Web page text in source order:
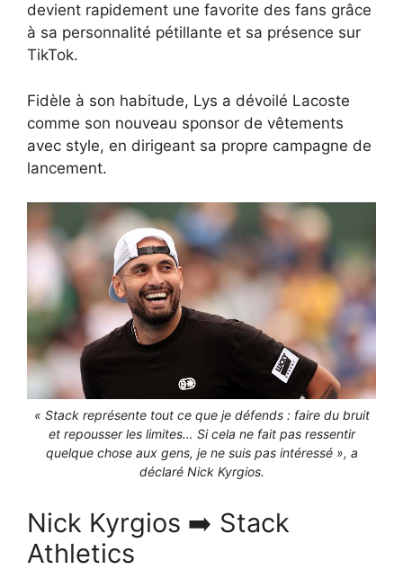
devient rapidement une favorite des fans grâce
à sa personnalité pétillante et sa présence sur
TikTok.
Fidèle à son habitude, Lys a dévoilé Lacoste
comme son nouveau sponsor de vêtements
avec style, en dirigeant sa propre campagne de
lancement.
« Stack représente tout ce que je défends : faire du bruit
et repousser les limites… Si cela ne fait pas ressentir
quelque chose aux gens, je ne suis pas intéressé », a
déclaré Nick Kyrgios.
Nick Kyrgios ➡️ Stack
Athletics